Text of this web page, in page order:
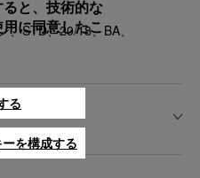
STD、20/18、BA、
と、技術的な
に同意したこ
る
を構成する